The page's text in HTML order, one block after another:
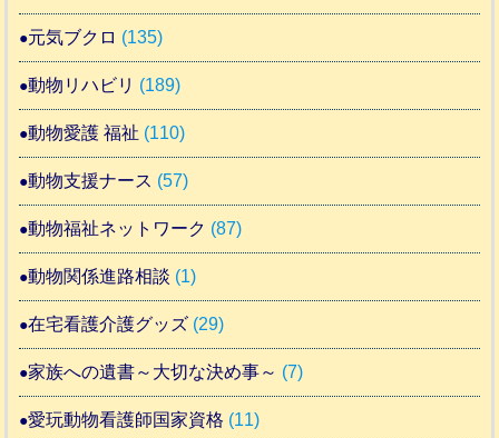
元気ブクロ (135)
動物リハビリ (189)
動物愛護 福祉 (110)
動物支援ナース (57)
動物福祉ネットワーク (87)
動物関係進路相談 (1)
在宅看護介護グッズ (29)
家族への遺書～大切な決め事～ (7)
愛玩動物看護師国家資格 (11)